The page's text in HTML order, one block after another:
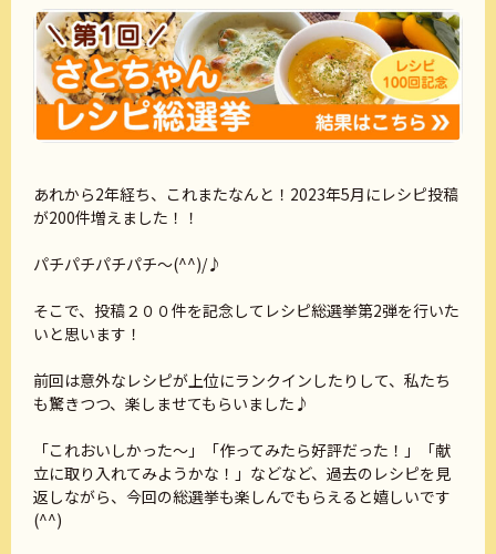
あれから2年経ち、これまたなんと！2023年5月にレシピ投稿
が200件増えました！！
パチパチパチパチ～(^^)/♪
そこで、投稿２００件を記念してレシピ総選挙第2弾を行いた
いと思います！
前回は意外なレシピが上位にランクインしたりして、私たち
も驚きつつ、楽しませてもらいました♪
「これおいしかった～」「作ってみたら好評だった！」「献
立に取り入れてみようかな！」などなど、過去のレシピを見
返しながら、今回の総選挙も楽しんでもらえると嬉しいです
(^^)